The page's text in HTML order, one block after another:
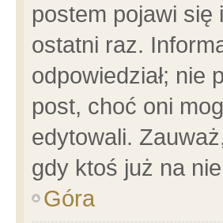
postem pojawi się
ostatni raz.
odpowiedział; nie
post, choć oni
edytowali.
gdy ktoś już na
Góra